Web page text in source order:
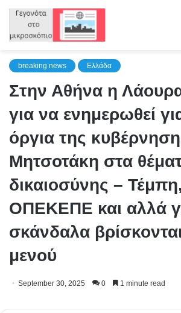
breaking news Ελλάδα
Στην Αθήνα η
για να ενημερωθεί
όργια της
Μητσοτάκη στα
δικαιοσύνης – Τέμπη,
ΟΠΕΚΕΠΕ και αλλά
σκάνδαλα
μενού
September 30, 2025 0 1 minute read